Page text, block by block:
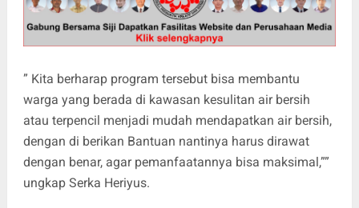
” Kita berharap program tersebut bisa membantu
warga yang berada di kawasan kesulitan air bersih
atau terpencil menjadi mudah mendapatkan air bersih,
dengan di berikan Bantuan nantinya harus dirawat
dengan benar, agar pemanfaatannya bisa maksimal,””
ungkap Serka Heriyus.